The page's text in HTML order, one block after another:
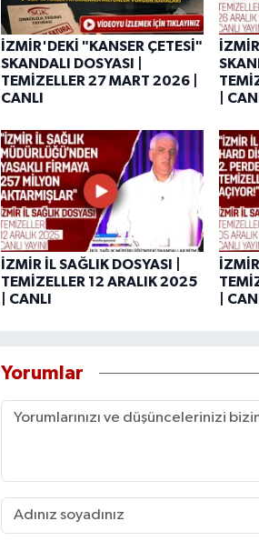
İZMİR'DEKİ "KANSER ÇETESİ"
SKANDALI DOSYASI |
TEMİZELLER 27 MART 2026 |
CANLI
|
İZMİR İL SAĞLIK DOSYASI |
TEMİZELLER 12 ARALIK 2025
| CANLI
İZMİR
|
Yorumlar